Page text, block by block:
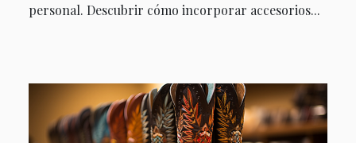
personal. Descubrir cómo incorporar accesorios...